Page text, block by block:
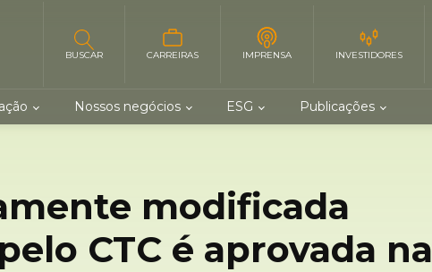
BUSCAR CARREIRAS IMPRENSA INVESTIDORES
Nossos negócios ESG Publicações
modificada
CTC é aprovada na